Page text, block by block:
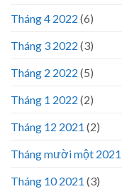
Tháng 4 2022 (6)
Tháng 3 2022 (3)
Tháng 2 2022 (5)
Tháng 1 2022 (2)
Tháng 12 2021 (2)
Tháng mười một 2021
Tháng 10 2021 (3)